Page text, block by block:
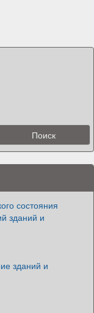
состояния
зданий и
зданий и